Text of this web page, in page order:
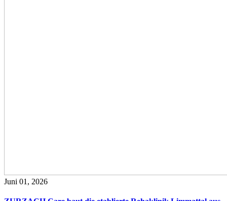
Juni 01, 2026